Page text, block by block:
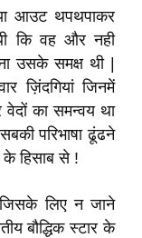
आउट थपथपाकर
कि वह और नही
उसके समक्ष थी |
ज़िंदगियां जिनमें
वेदों का समन्वय था
परिभाषा ढूंढने
के हिसाब से !
लिए न जाने
बौद्धिक स्टार के